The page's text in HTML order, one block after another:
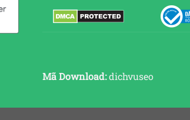
Mã Download:dichvuseo